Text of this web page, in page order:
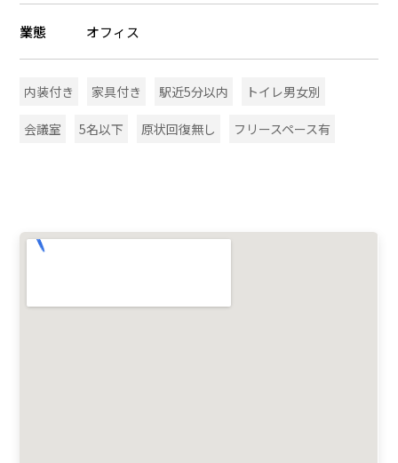
業態 オフィス
内装付き 家具付き 駅近5分以内 トイレ男女別
会議室 5名以下 原状回復無し フリースペース有